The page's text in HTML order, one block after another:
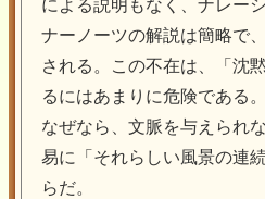
による説明もなく、ナレー
ナーノーツの解説は簡略で
される。この不在は、「沈
るにはあまりに危険である。
なぜなら、文脈を与えられ
易に「それらしい風景の連
らだ。